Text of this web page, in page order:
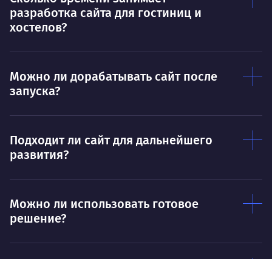
Дышать. Без этого совсем не могу.
Умею
Договариваться.
сказано.
О
разработка сайта для гостиниц и
хостелов?
Можно ли дорабатывать сайт после
запуска?
Подходит ли сайт для дальнейшего
развития?
Можно ли использовать готовое
решение?